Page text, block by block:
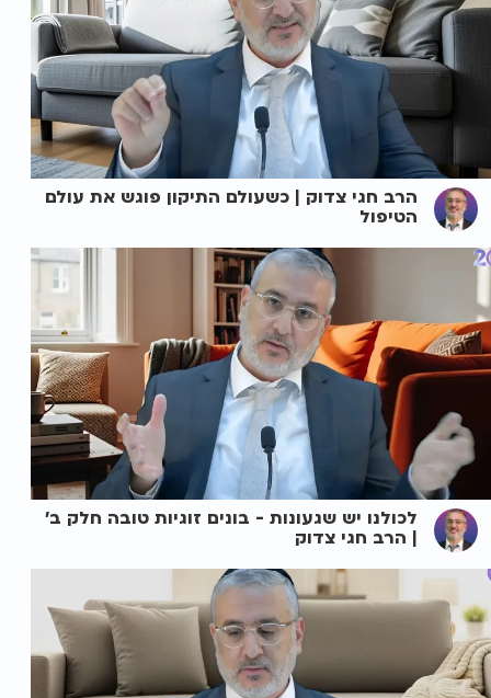
הרב חגי צדוק | כשעולם התיקון פוגש את עולם
הטיפול
לכולנו יש שגעונות - בונים זוגיות טובה חלק ב'
| הרב חגי צדוק